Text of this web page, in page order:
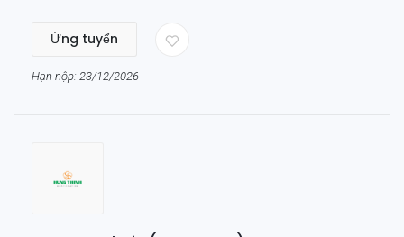
Ứng tuyển
Hạn nộp: 23/12/2026